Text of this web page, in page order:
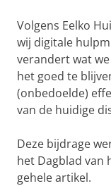
Volgens Eelko
wij digitale
verandert wat
het goed te
(onbedoelde)
van de huidige
Deze bijdrage
het Dagblad van
gehele artikel.